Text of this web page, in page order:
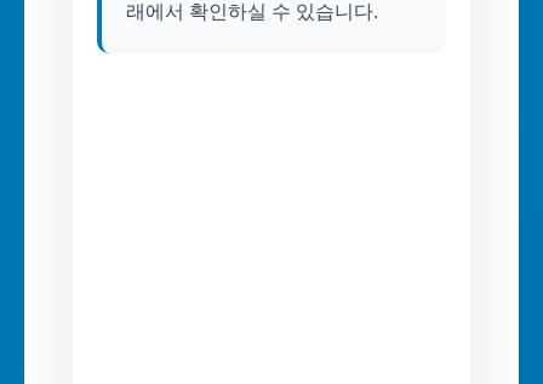
래에서 확인하실 수 있습니다.